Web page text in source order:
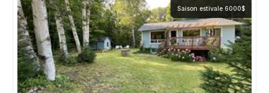
Saison estivale 6000$